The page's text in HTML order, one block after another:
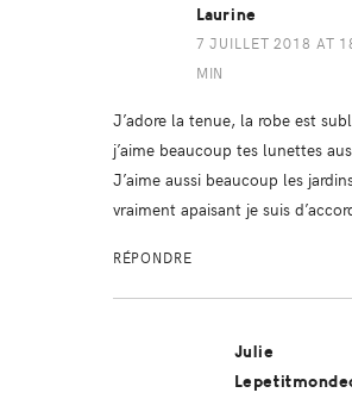
Laurine
7 JUILLET 2018 AT
MIN
J’adore la tenue, la robe est
j’aime beaucoup tes lunettes
J’aime aussi beaucoup les
vraiment apaisant je suis
RÉPONDRE
Julie